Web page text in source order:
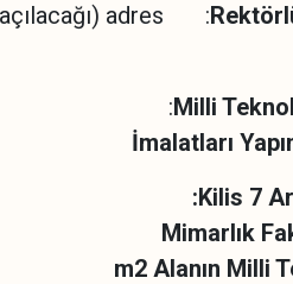
açılacağı) adres :
:Milli
Yapım
miktarı
:Kilis 7
C Blok
Teknoloji